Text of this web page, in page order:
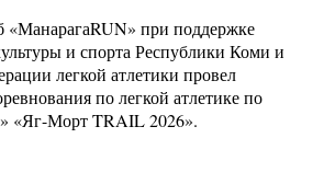
«МанарагаRUN» при поддержке
и спорта Республики Коми и
легкой атлетики провел
по легкой атлетике по
«Яг-Морт TRAIL 2026».